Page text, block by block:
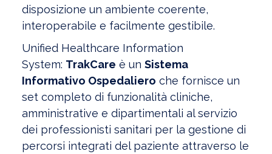
disposizione un ambiente coerente,
interoperabile e facilmente gestibile.
Unified Healthcare Information
System: TrakCare è un Sistema
Informativo Ospedaliero che fornisce un
set completo di funzionalità cliniche,
amministrative e dipartimentali al servizio
dei professionisti sanitari per la gestione di
percorsi integrati del paziente attraverso le